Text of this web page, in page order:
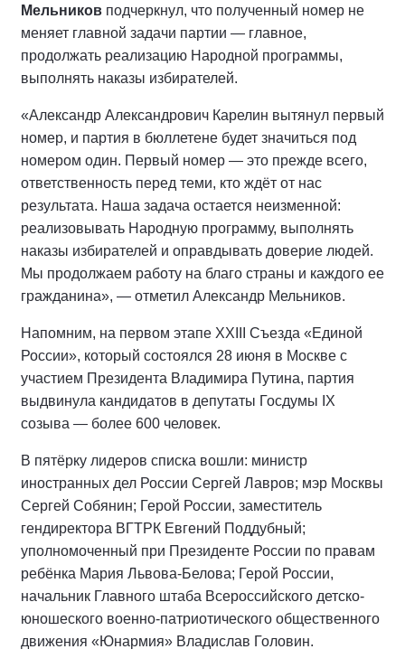
Мельников подчеркнул, что полученный номер не
меняет главной задачи партии — главное,
продолжать реализацию Народной программы,
выполнять наказы избирателей.
«Александр Александрович Карелин вытянул первый
номер, и партия в бюллетене будет значиться под
номером один. Первый номер — это прежде всего,
ответственность перед теми, кто ждёт от нас
результата. Наша задача остается неизменной:
реализовывать Народную программу, выполнять
наказы избирателей и оправдывать доверие людей.
Мы продолжаем работу на благо страны и каждого ее
гражданина», — отметил Александр Мельников.
Напомним, на первом этапе XXIII Съезда «Единой
России», который состоялся 28 июня в Москве с
участием Президента Владимира Путина, партия
выдвинула кандидатов в депутаты Госдумы IX
созыва — более 600 человек.
В пятёрку лидеров списка вошли: министр
иностранных дел России Сергей Лавров; мэр Москвы
Сергей Собянин; Герой России, заместитель
гендиректора ВГТРК Евгений Поддубный;
уполномоченный при Президенте России по правам
ребёнка Мария Львова-Белова; Герой России,
начальник Главного штаба Всероссийского детско-
юношеского военно-патриотического общественного
движения «Юнармия» Владислав Головин.